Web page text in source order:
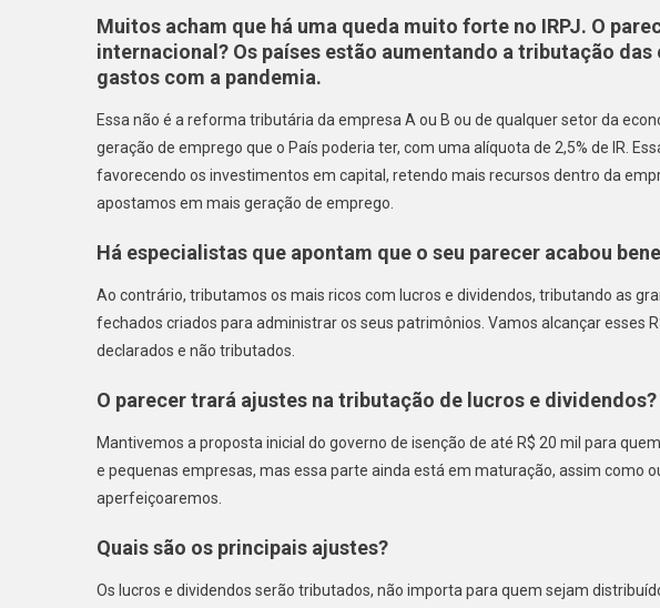
Muitos acham que há uma queda muito forte no IRPJ. O
internacional? Os países estão aumentando a tributação
gastos com a pandemia.
Essa não é a reforma tributária da empresa A ou B ou de qualquer setor da
geração de emprego que o País poderia ter, com uma alíquota de 2,5% de IR.
favorecendo os investimentos em capital, retendo mais recursos dentro da
apostamos em mais geração de emprego.
Há especialistas que apontam que o seu parecer acabou
Ao contrário, tributamos os mais ricos com lucros e dividendos, tributando as
fechados criados para administrar os seus patrimônios. Vamos alcançar esses
declarados e não tributados.
O parecer trará ajustes na tributação de lucros e dividendos?
Mantivemos a proposta inicial do governo de isenção de até R$ 20 mil para
e pequenas empresas, mas essa parte ainda está em maturação, assim como
aperfeiçoaremos.
Quais são os principais ajustes?
Os lucros e dividendos serão tributados, não importa para quem sejam